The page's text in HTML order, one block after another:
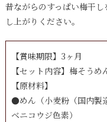
昔ながらのすっぱい梅干
し上がりください。
【賞味期限】3ヶ月
【セット内容】梅そう
【原材料】
●めん（小麦粉（国内製
ベニコウジ色素）